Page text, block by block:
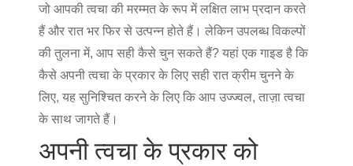
जो आपकी त्वचा की मरम्मत के रूप में लक्षित लाभ प्रदान करते
हैं और रात भर फिर से उत्पन्न होते हैं। लेकिन उपलब्ध विकल्पों
की तुलना में, आप सही कैसे चुन सकते हैं? यहां एक गाइड है कि
कैसे अपनी त्वचा के प्रकार के लिए सही रात क्रीम चुनने के
लिए, यह सुनिश्चित करने के लिए कि आप उज्ज्वल, ताज़ा त्वचा
के साथ जागते हैं।
अपनी त्वचा के प्रकार को